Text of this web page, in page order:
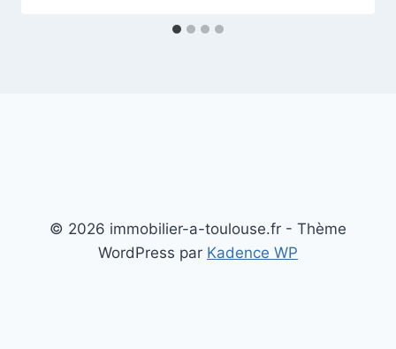
© 2026 immobilier-a-toulouse.fr - Thème
WordPress par Kadence WP